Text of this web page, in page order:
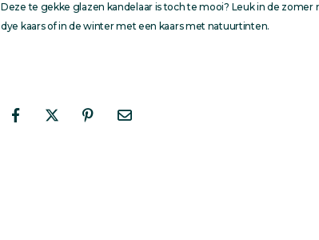
Deze te gekke glazen kandelaar is toch te mooi? Leuk in de zomer
dye kaars of in de winter met een kaars met natuurtinten.